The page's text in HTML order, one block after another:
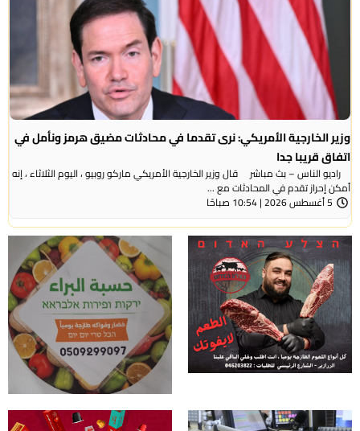
وزير الخارجية الأمريكي: نرى تقدما في محادثات مضيق هرمز ونأمل في
اتفاق قريبا جدا
راديو الناس – بث مباشر قال وزير الخارجية الأمريكي ماركو روبيو ، اليوم الثلاثاء ، إنه
أمكن إحراز تقدم في المحادثات مع ...
5 أغسطس 2026 | 10:54 صباحًا